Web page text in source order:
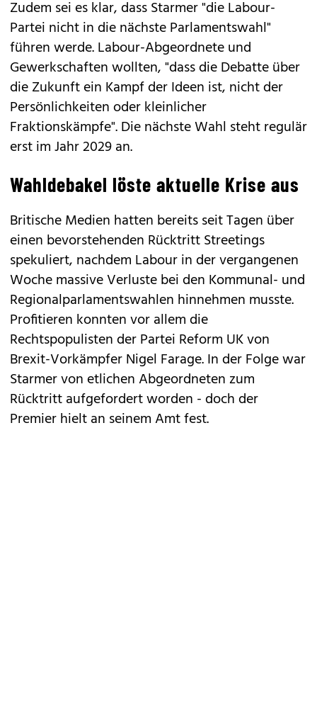
Zudem sei es klar, dass Starmer "die Labour-
Partei nicht in die nächste Parlamentswahl"
führen werde. Labour-Abgeordnete und
Gewerkschaften wollten, "dass die Debatte über
die Zukunft ein Kampf der Ideen ist, nicht der
Persönlichkeiten oder kleinlicher
Fraktionskämpfe". Die nächste Wahl steht regulär
erst im Jahr 2029 an.
Wahldebakel löste aktuelle Krise aus
Britische Medien hatten bereits seit Tagen über
einen bevorstehenden Rücktritt Streetings
spekuliert, nachdem Labour in der vergangenen
Woche massive Verluste bei den Kommunal- und
Regionalparlamentswahlen hinnehmen musste.
Profitieren konnten vor allem die
Rechtspopulisten der Partei Reform UK von
Brexit-Vorkämpfer Nigel Farage. In der Folge war
Starmer von etlichen Abgeordneten zum
Rücktritt aufgefordert worden - doch der
Premier hielt an seinem Amt fest.